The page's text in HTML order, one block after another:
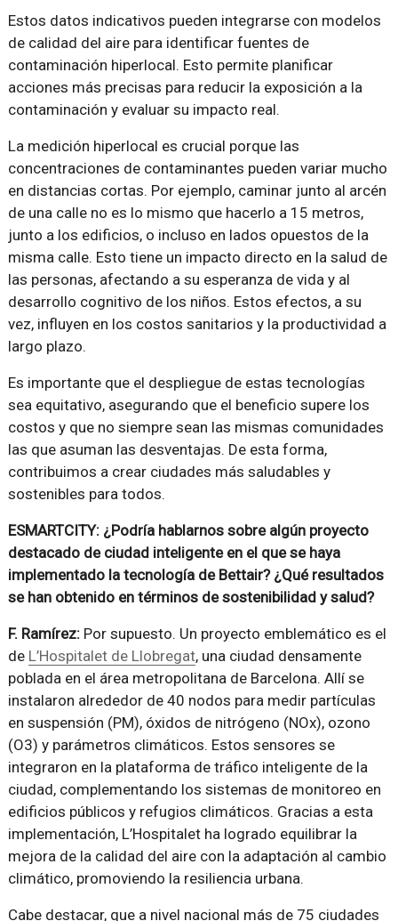
Estos datos indicativos pueden integrarse con modelos
de calidad del aire para identificar fuentes de
contaminación hiperlocal. Esto permite planificar
acciones más precisas para reducir la exposición a la
contaminación y evaluar su impacto real.
La medición hiperlocal es crucial porque las
concentraciones de contaminantes pueden variar mucho
en distancias cortas. Por ejemplo, caminar junto al arcén
de una calle no es lo mismo que hacerlo a 15 metros,
junto a los edificios, o incluso en lados opuestos de la
misma calle. Esto tiene un impacto directo en la salud de
las personas, afectando a su esperanza de vida y al
desarrollo cognitivo de los niños. Estos efectos, a su
vez, influyen en los costos sanitarios y la productividad a
largo plazo.
Es importante que el despliegue de estas tecnologías
sea equitativo, asegurando que el beneficio supere los
costos y que no siempre sean las mismas comunidades
las que asuman las desventajas. De esta forma,
contribuimos a crear ciudades más saludables y
sostenibles para todos.
ESMARTCITY: ¿Podría hablarnos sobre algún proyecto
destacado de ciudad inteligente en el que se haya
implementado la tecnología de Bettair? ¿Qué resultados
se han obtenido en términos de sostenibilidad y salud?
F. Ramírez:Por supuesto. Un proyecto emblemático es el
de L’Hospitalet de Llobregat, una ciudad densamente
poblada en el área metropolitana de Barcelona. Allí se
instalaron alrededor de 40 nodos para medir partículas
en suspensión (PM), óxidos de nitrógeno (NOx), ozono
(O3) y parámetros climáticos. Estos sensores se
integraron en la plataforma de tráfico inteligente de la
ciudad, complementando los sistemas de monitoreo en
edificios públicos y refugios climáticos. Gracias a esta
implementación, L’Hospitalet ha logrado equilibrar la
mejora de la calidad del aire con la adaptación al cambio
climático, promoviendo la resiliencia urbana.
Cabe destacar, que a nivel nacional más de 75 ciudades